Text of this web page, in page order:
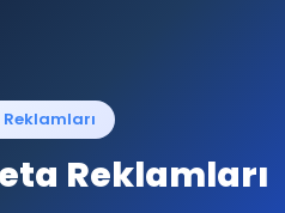
Reklamları